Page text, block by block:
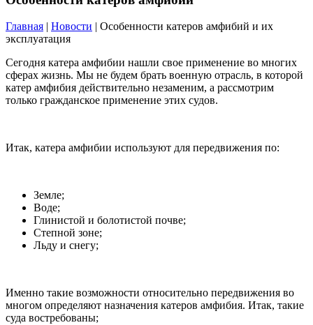
Главная | Новости | Особенности катеров амфибий и их
эксплуатация
Сегодня катера амфибии нашли свое применение во многих
сферах жизнь. Мы не будем брать военную отрасль, в которой
катер амфибия действительно незаменим, а рассмотрим
только гражданское применение этих судов.
Итак, катера амфибии используют для передвижения по:
Земле;
Воде;
Глинистой и болотистой почве;
Степной зоне;
Льду и снегу;
Именно такие возможности относительно передвижения во
многом определяют назначения катеров амфибия. Итак, такие
суда востребованы;